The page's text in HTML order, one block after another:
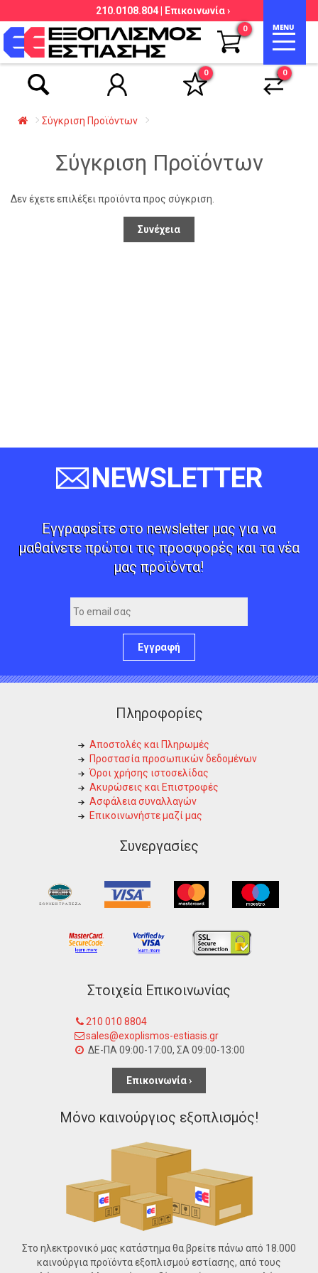
Αναζήτηση βάσει είδους, εταιρείας,
κωδικού κ.λ.π.
210.0108.804 | Επικοινωνία ›
0
0 0
Σύγκριση Προϊόντων
Σύγκριση Προϊόντων
Δεν έχετε επιλέξει προϊόντα προς σύγκριση.
Συνέχεια
NEWSLETTER
Εγγραφείτε στο newsletter μας για να
μαθαίνετε πρώτοι τις προσφορές και τα νέα
μας προϊόντα!
Εγγραφή
Πληροφορίες
Αποστολές και Πληρωμές
Προστασία προσωπικών δεδομένων
Όροι χρήσης ιστοσελίδας
Ακυρώσεις και Επιστροφές
Ασφάλεια συναλλαγών
Επικοινωνήστε μαζί μας
Συνεργασίες
Στοιχεία Επικοινωνίας
210 010 8804
sales@exoplismos-estiasis.gr
ΔΕ-ΠΑ 09:00-17:00, ΣΑ 09:00-13:00
Επικοινωνία ›
Μόνο καινούργιος εξοπλισμός!
Στο ηλεκτρονικό μας κατάστημα θα βρείτε πάνω από 18.000
καινούργια προϊόντα εξοπλισμού εστίασης, από τους